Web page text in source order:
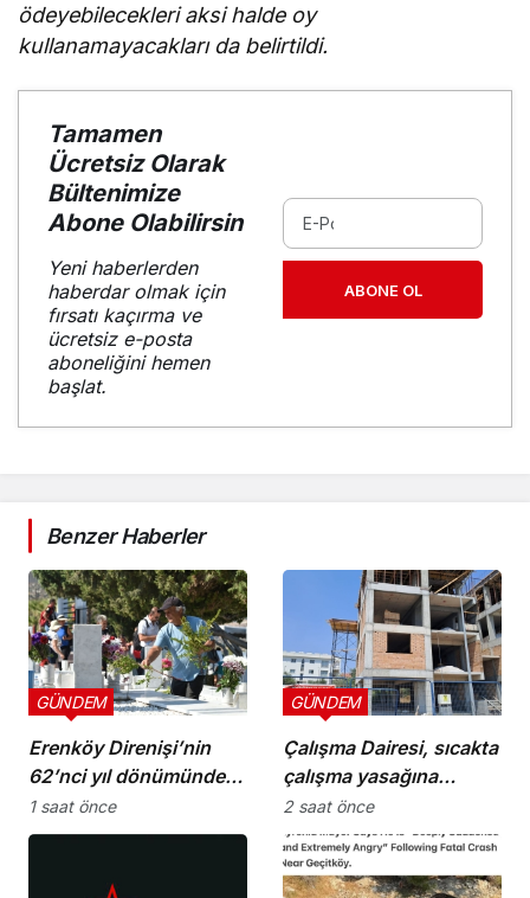
ödeyebilecekleri aksi halde oy
kullanamayacakları da belirtildi.
Tamamen
Ücretsiz Olarak
Bültenimize
Abone Olabilirsin
Yeni haberlerden
haberdar olmak için
fırsatı kaçırma ve
ücretsiz e-posta
aboneliğini hemen
başlat.
ABONE OL
Benzer Haberler
Erenköy Direnişi’nin
62’nci yıl dönümünde
şehitler törenle anıldı
GÜNDEM
1 saat önce
Çalışma Dairesi, sıcakta
çalışma yasağına
uymayan 19 iş yerine
uyarı verdi
GÜNDEM
2 saat önce